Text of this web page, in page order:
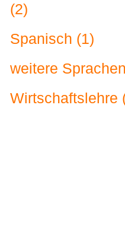
(2)
Spanisch (1)
weitere
Wirtschaftslehre